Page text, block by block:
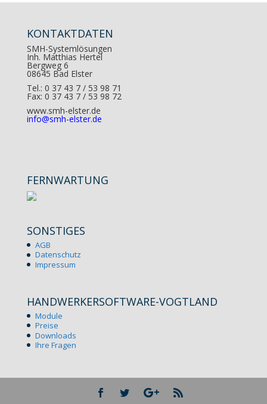
KONTAKTDATEN
SMH-Systemlösungen
Inh. Matthias Hertel
Bergweg 6
08645 Bad Elster
Tel.: 0 37 43 7 / 53 98 71
Fax: 0 37 43 7 / 53 98 72
www.smh-elster.de
info@smh-elster.de
FERNWARTUNG
SONSTIGES
AGB
Datenschutz
Impressum
HANDWERKERSOFTWARE-VOGTLAND
Module
Preise
Downloads
Ihre Fragen